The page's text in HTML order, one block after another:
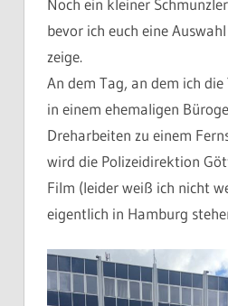
bevor ich euch eine
zeige.
An dem Tag, an dem ich
in einem ehemaligen
Dreharbeiten zu einem
wird die Polizeidirektion
Film (leider weiß ich nicht
eigentlich in Hamburg